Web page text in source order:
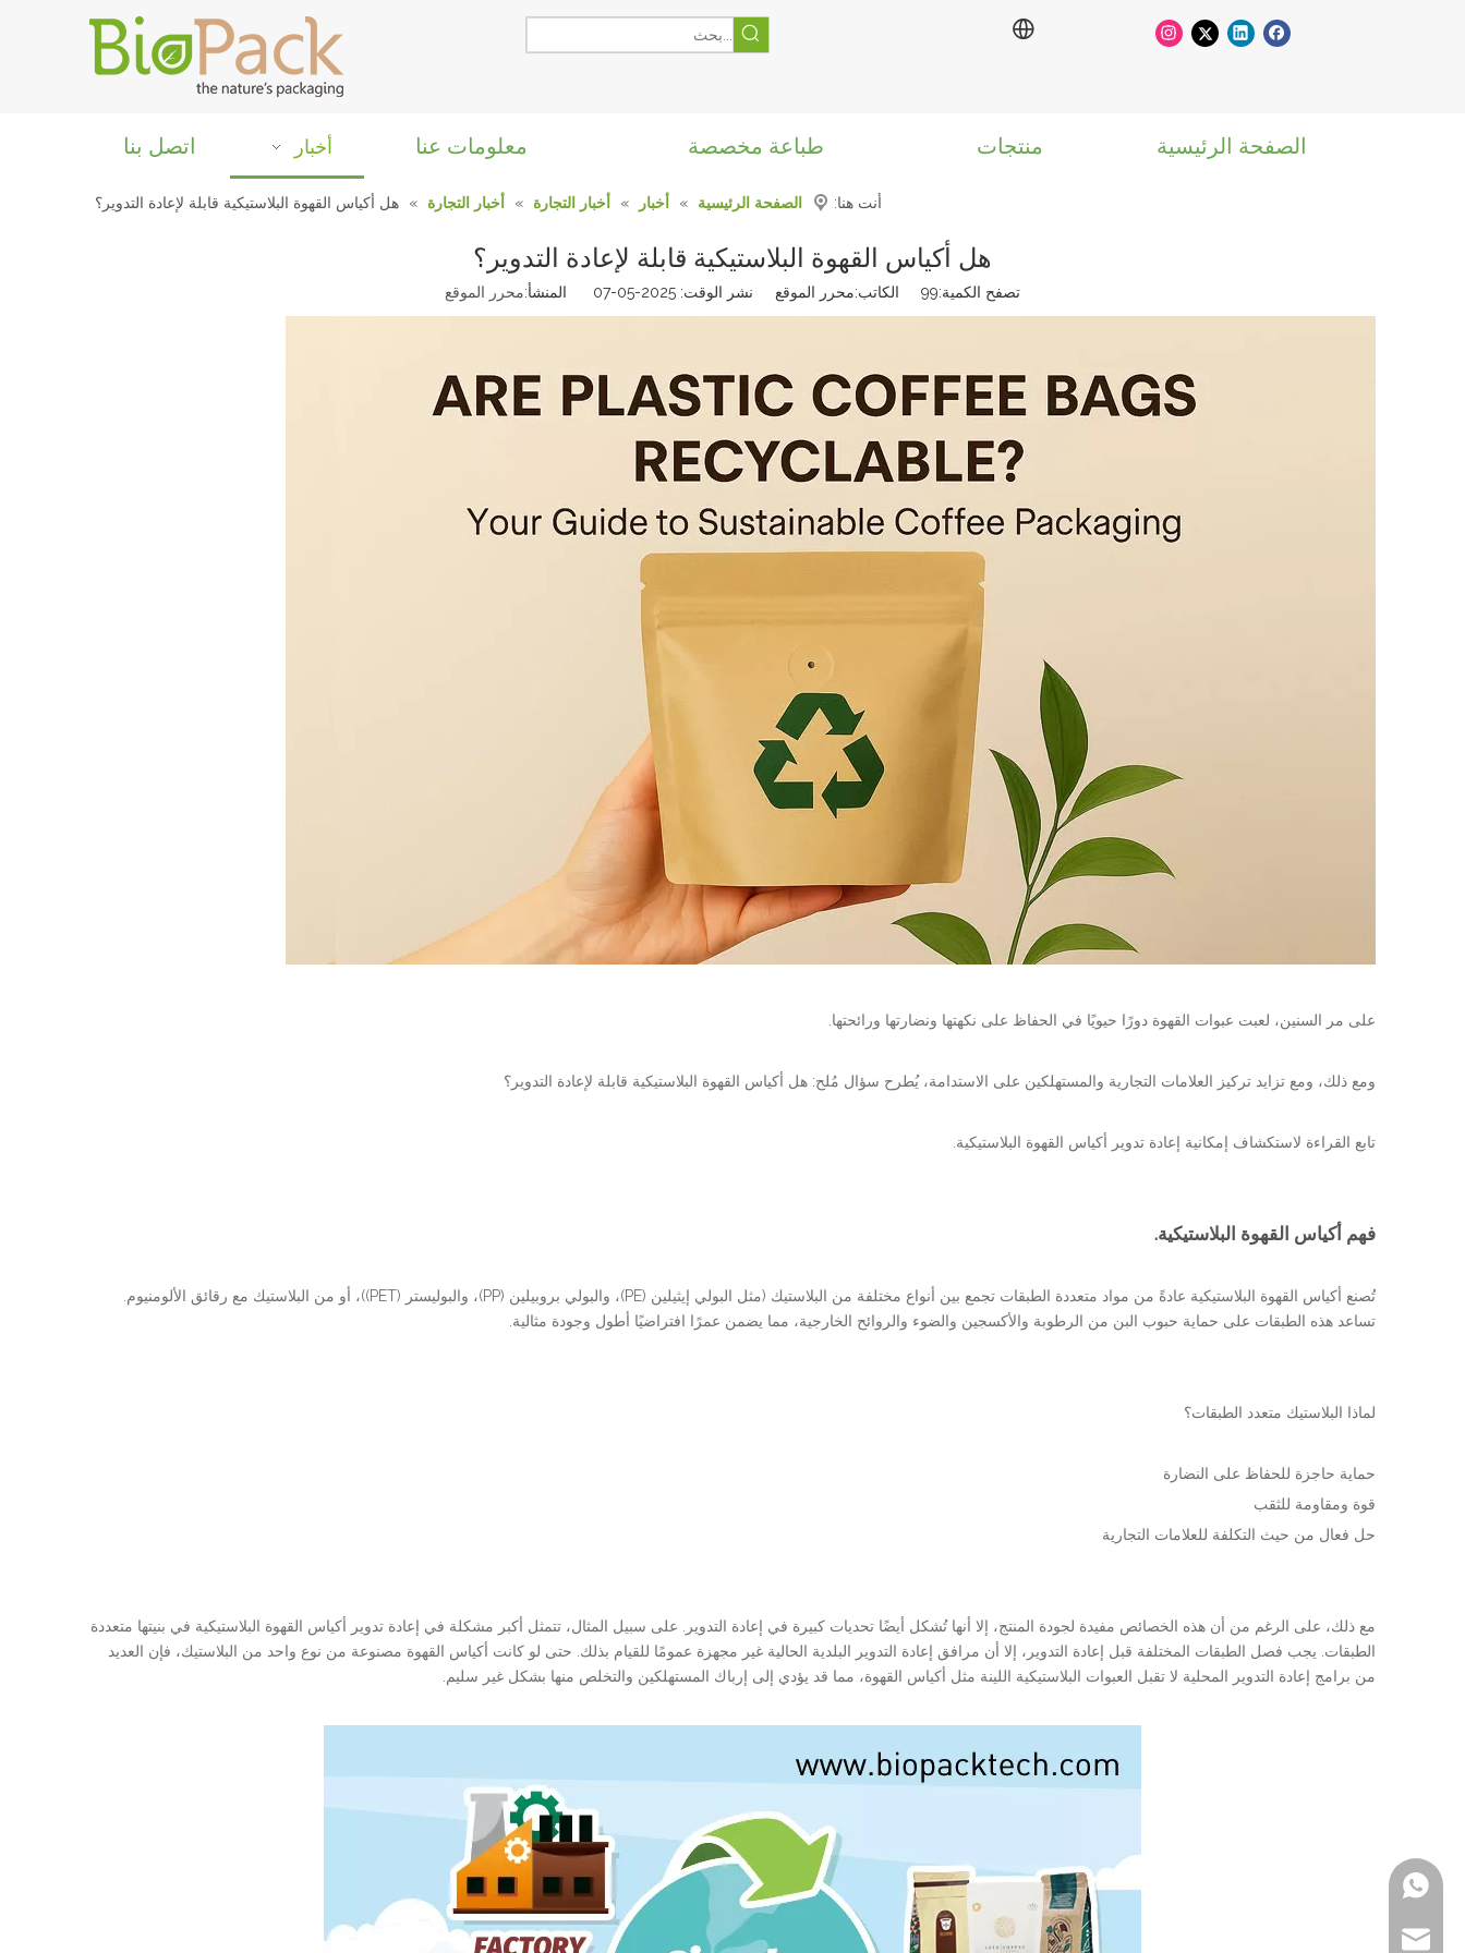
الصفحة الرئيسية منتجات طباعة مخصصة معلومات عنا أخبار اتصل بنا
أنت هنا: الصفحة الرئيسية » أخبار » أخبار التجارة » أخبار التجارة » هل أكياس القهوة البلاستيكية قابلة لإعادة التدوير؟
هل أكياس القهوة البلاستيكية قابلة لإعادة التدوير؟
تصفح الكمية:99 الكاتب:محرر الموقع نشر الوقت: 2025-05-07 المنشأ: محرر الموقع
على مر السنين، لعبت عبوات القهوة دورًا حيويًا في الحفاظ على نكهتها ونضارتها ورائحتها.
ومع ذلك، ومع تزايد تركيز العلامات التجارية والمستهلكين على الاستدامة، يُطرح سؤال مُلح: هل أكياس القهوة البلاستيكية قابلة لإعادة التدوير؟
تابع القراءة لاستكشاف إمكانية إعادة تدوير أكياس القهوة البلاستيكية.
فهم أكياس القهوة البلاستيكية.
تُصنع أكياس القهوة البلاستيكية عادةً من مواد متعددة الطبقات تجمع بين أنواع مختلفة من البلاستيك (مثل البولي إيثيلين (PE)، والبولي بروبيلين (PP)، والبوليستر (PET))، أو من البلاستيك مع رقائق الألومنيوم.
تساعد هذه الطبقات على حماية حبوب البن من الرطوبة والأكسجين والضوء والروائح الخارجية، مما يضمن عمرًا افتراضيًا أطول وجودة مثالية.
لماذا البلاستيك متعدد الطبقات؟
حماية حاجزة للحفاظ على النضارة
قوة ومقاومة للثقب
حل فعال من حيث التكلفة للعلامات التجارية
مع ذلك، على الرغم من أن هذه الخصائص مفيدة لجودة المنتج، إلا أنها تُشكل أيضًا تحديات كبيرة في إعادة التدوير. على سبيل المثال، تتمثل أكبر مشكلة في إعادة تدوير أكياس القهوة البلاستيكية في بنيتها متعددة
الطبقات. يجب فصل الطبقات المختلفة قبل إعادة التدوير، إلا أن مرافق إعادة التدوير البلدية الحالية غير مجهزة عمومًا للقيام بذلك. حتى لو كانت أكياس القهوة مصنوعة من نوع واحد من البلاستيك، فإن العديد
من برامج إعادة التدوير المحلية لا تقبل العبوات البلاستيكية اللينة مثل أكياس القهوة، مما قد يؤدي إلى إرباك المستهلكين والتخلص منها بشكل غير سليم.
WhatsApp
بريد الالكتروني